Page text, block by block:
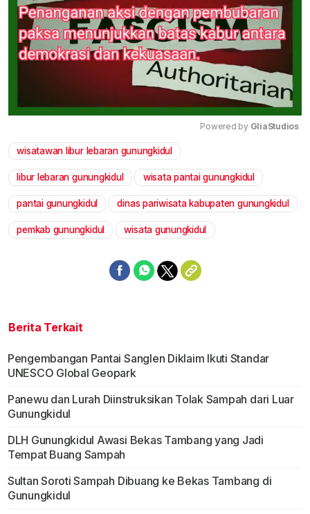
Powered by GliaStudios
wisatawan libur lebaran gunungkidul
libur lebaran gunungkidul wisata pantai gunungkidul
pantai gunungkidul dinas pariwisata kabupaten gunungkidul
pemkab gunungkidul wisata gunungkidul
Berita Terkait
Pengembangan Pantai Sanglen Diklaim Ikuti Standar
UNESCO Global Geopark
Panewu dan Lurah Diinstruksikan Tolak Sampah dari Luar
Gunungkidul
DLH Gunungkidul Awasi Bekas Tambang yang Jadi
Tempat Buang Sampah
Sultan Soroti Sampah Dibuang ke Bekas Tambang di
Gunungkidul